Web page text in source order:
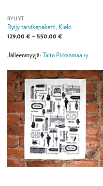
RYIJYT
Ryijy tarvikepaketti, Kielo
129,00 € – 550,00 €Hintaluokka:
550,00 €
Jälleenmyyjä: Taito Pirkanmaa ry